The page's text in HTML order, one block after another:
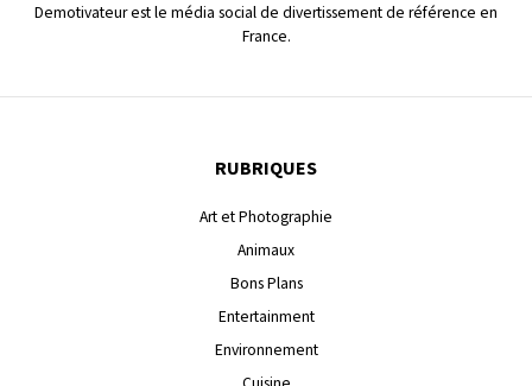
Demotivateur est le média social de divertissement de référence en
France.
RUBRIQUES
Art et Photographie
Animaux
Bons Plans
Entertainment
Environnement